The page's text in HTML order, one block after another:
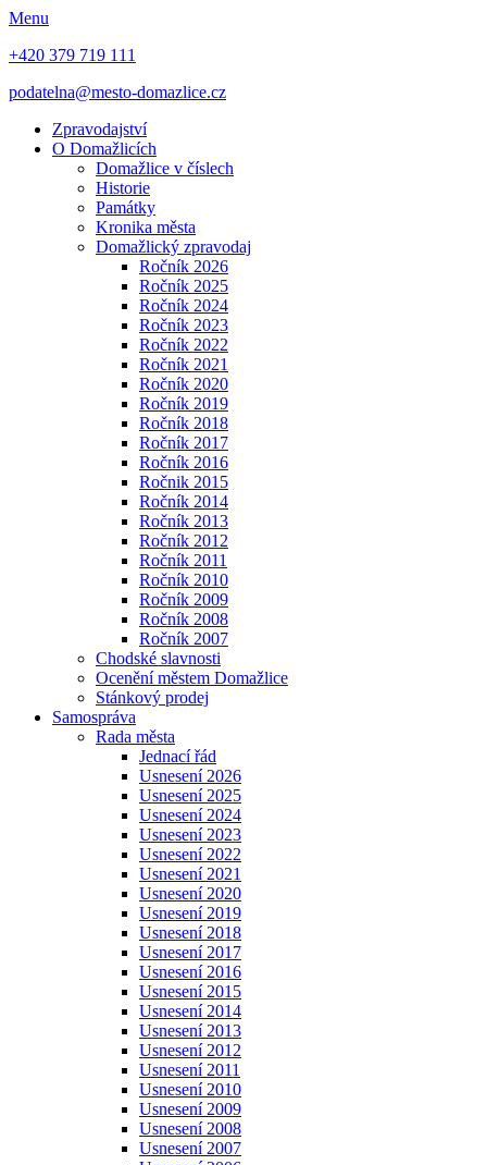
Menu
+420 379 719 111
podatelna@mesto-domazlice.cz
Zpravodajství
O Domažlicích
Domažlice v číslech
Historie
Památky
Kronika města
Domažlický zpravodaj
Ročník 2026
Ročník 2025
Ročník 2024
Ročník 2023
Ročník 2022
Ročník 2021
Ročník 2020
Ročník 2019
Ročník 2018
Ročník 2017
Ročník 2016
Ročnik 2015
Ročník 2014
Ročník 2013
Ročník 2012
Ročník 2011
Ročník 2010
Ročník 2009
Ročník 2008
Ročník 2007
Chodské slavnosti
Ocenění městem Domažlice
Stánkový prodej
Samospráva
Rada města
Jednací řád
Usnesení 2026
Usnesení 2025
Usnesení 2024
Usnesení 2023
Usnesení 2022
Usnesení 2021
Usnesení 2020
Usnesení 2019
Usnesení 2018
Usnesení 2017
Usnesení 2016
Usnesení 2015
Usnesení 2014
Usnesení 2013
Usnesení 2012
Usnesení 2011
Usnesení 2010
Usnesení 2009
Usnesení 2008
Usnesení 2007